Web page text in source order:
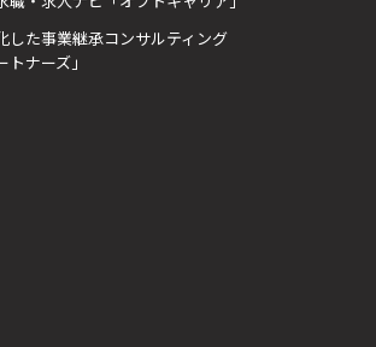
した事業継承コンサルティング
トナーズ」